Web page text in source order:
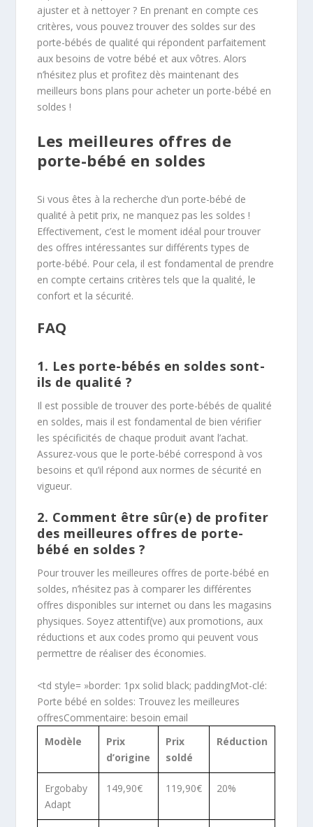
ajuster et à nettoyer ? En prenant en compte ces
critères, vous pouvez trouver des soldes sur des
porte-bébés de qualité qui répondent parfaitement
aux besoins de votre bébé et aux vôtres. Alors
n’hésitez plus et profitez dès maintenant des
meilleurs bons plans pour acheter un porte-bébé en
soldes !
Les meilleures offres de
porte-bébé en soldes
Si vous êtes à la recherche d’un porte-bébé de
qualité à petit prix, ne manquez pas les soldes !
Effectivement, c’est le moment idéal pour trouver
des offres intéressantes sur différents types de
porte-bébé. Pour cela, il est fondamental de prendre
en compte certains critères tels que la qualité, le
confort et la sécurité.
FAQ
1. Les porte-bébés en soldes sont-
ils de qualité ?
Il est possible de trouver des porte-bébés de qualité
en soldes, mais il est fondamental de bien vérifier
les spécificités de chaque produit avant l’achat.
Assurez-vous que le porte-bébé correspond à vos
besoins et qu’il répond aux normes de sécurité en
vigueur.
2. Comment être sûr(e) de profiter
des meilleures offres de porte-
bébé en soldes ?
Pour trouver les meilleures offres de porte-bébé en
soldes, n’hésitez pas à comparer les différentes
offres disponibles sur internet ou dans les magasins
physiques. Soyez attentif(ve) aux promotions, aux
réductions et aux codes promo qui peuvent vous
permettre de réaliser des économies.
<td style= »border: 1px solid black; paddingMot-clé:
Porte bébé en soldes: Trouvez les meilleures
offresCommentaire: besoin email
Modèle
Prix
d’origine
Prix
soldé
Réduction
Ergobaby
Adapt
149,90€ 119,90€ 20%